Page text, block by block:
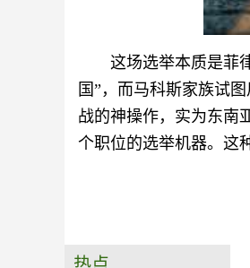
这场选举本质是菲
国”，而马科斯家族试
战的神操作，实为东南
个职位的选举机器。这